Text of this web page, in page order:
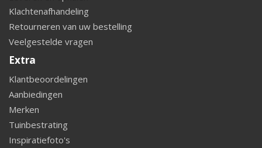
Klachtenafhandeling
Retourneren van uw bestelling
Veelgestelde vragen
Extra
Klantbeoordelingen
Aanbiedingen
Merken
Tuinbestrating
Inspiratiefoto's